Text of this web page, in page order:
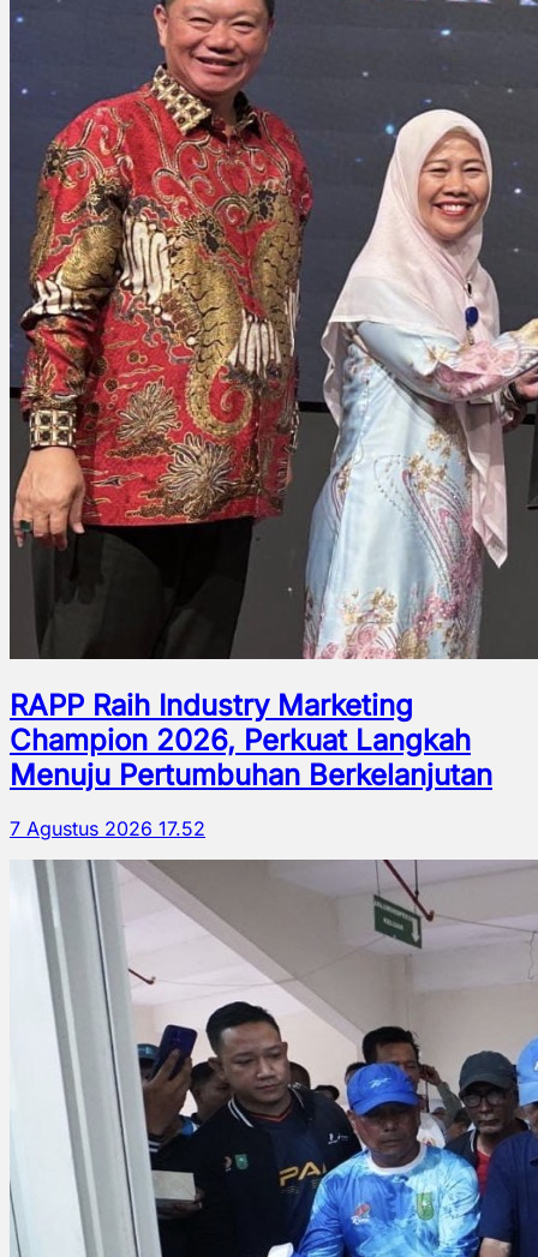
RAPP Raih Industry Marketing
Champion 2026, Perkuat Langkah
Menuju Pertumbuhan Berkelanjutan
7 Agustus 2026 17.52